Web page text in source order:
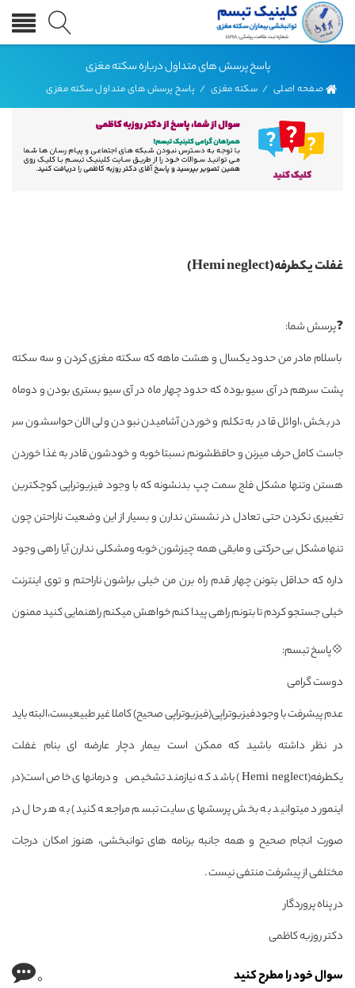
پاسخ پرسش های متداول درباره سکته مغزی
صفحه اصلی / سکته مغزی / پاسخ پرسش های متداول سکته مغزی
غفلت یکطرفه(Hemi neglect)
❓پرسش شما:
باسلام مادر من حدود یکسال و هشت ماهه که سکته مغزی کردن و سه سکته
پشت سرهم در آی سیو بوده که حدود چهار ماه در آی سیو بستری بودن و دوماه
در بخش ،اوائل قادر به تکلم و خوردن آشامیدن نبودن ولی الان حواسشون سر
جاست کامل حرف میرنن و حافظشونم نسبتا خوبه و خودشون قادر به غذا خوردن
هستن وتنها مشکل فلج سمت چپ بدنشونه که با وجود فیزیوتراپی کوچکترین
تغییری نکردن حتی تعادل در نشستن ندارن و بسیار از این وضعیت ناراحتن چون
تنها مشکل بی حرکتی و مابقی همه چیزشون خوبه ومشکلی ندارن آیا راهی وجود
داره که حداقل بتونن چهار قدم راه برن من خیلی براشون ناراحتم و توی اینترنت
خیلی جستجو کردم تا بتونم راهی پیدا کنم خواهش میکنم راهنمایی کنید ممنون
💠پاسخ تبسم:
دوست گرامی
عدم پیشرفت با وجودفیزیوتراپی(فیزیوتراپی صحیح) کاملا غیر طبیعیست،البته باید
در نظر داشته باشید که ممکن است بیمار دچار عارضه ای بنام غفلت
یکطرفه(Hemi neglect) باشد که نیازمند تشخیص و درمانهای خاص است(در
اینمورد میتوانید به بخش پرسشهای سایت تبسم مراجعه کنید) به هر حال در
صورت انجام صحیح و همه جانبه برنامه های توانبخشی، هنوز امکان درجات
مختلفی از پیشرفت منتفی نیست .
در پناه پروردگار
دکتر روزبه کاظمی
سوال خود را مطرح کنید 0